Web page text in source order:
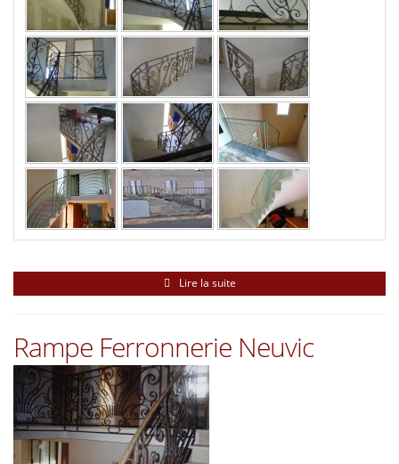
Lire la suite
Rampe Ferronnerie Neuvic